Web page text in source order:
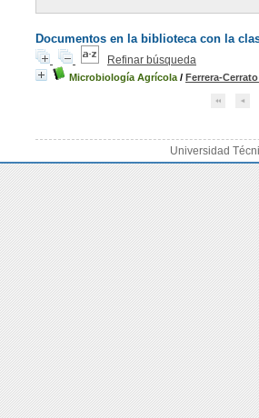
Documentos en la biblioteca con la
Refinar búsqueda
Microbiología Agrícola / Ferrera-
Universidad